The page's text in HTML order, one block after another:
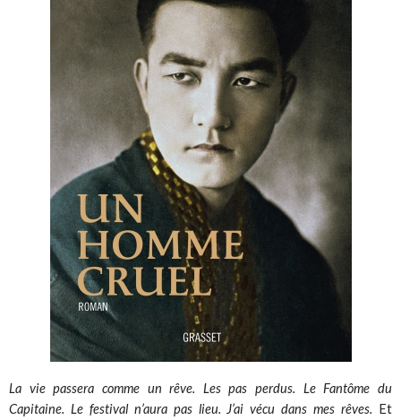
La vie passera comme un rêve. Les pas perdus. Le Fantôme du
Capitaine. Le festival n’aura pas lieu. J’ai vécu dans mes rêves. Et